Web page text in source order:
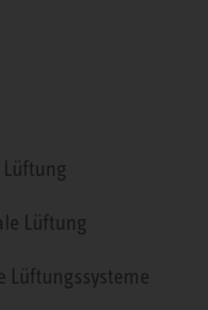
Lüftung
Lüftungssysteme